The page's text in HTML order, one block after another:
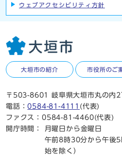
ウェブアクセシビリティ方針
大垣市の紹介 市役所のご
〒503-8601 岐阜県大垣市丸の内
電話：0584-81-4111 (代表)
ファクス：0584-81-4460(代表)
開庁時間：
月曜日から金曜日
午前8時30分から午後
始を除く）